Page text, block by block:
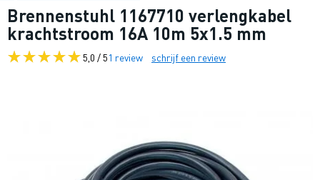
Brennenstuhl 1167710 verlengkabel
krachtstroom 16A 10m 5x1.5 mm
5,0 / 51 review schrijf een review